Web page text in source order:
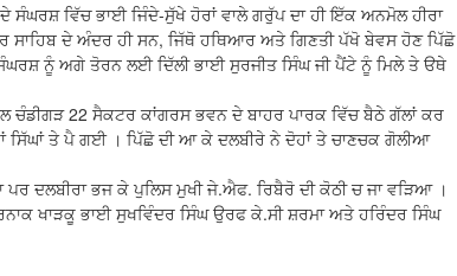
ਸੰਘਰਸ਼ ਵਿੱਚ ਭਾਈ ਜਿੰਦੇ-ਸੁੱਖੇ ਹੋਰਾਂ ਵਾਲੇ ਗਰੁੱਪ ਦਾ ਹੀ ਇੱਕ ਅਨਮੋਲ ਹੀਰਾ
ਸਾਹਿਬ ਦੇ ਅੰਦਰ ਹੀ ਸਨ, ਜਿੱਥੋ ਹਥਿਆਰ ਅਤੇ ਗਿਣਤੀ ਪੱਖੋ ਬੇਵਸ ਹੋਣ ਪਿੱਛੋ
ਨੂੰ ਅਗੇ ਤੋਰਨ ਲਈ ਦਿੱਲੀ ਭਾਈ ਸੁਰਜੀਤ ਸਿੰਘ ਜੀ ਪੈਂਟੇ ਨੂੰ ਮਿਲੇ ਤੇ ੳਥੇ
ਚੰਡੀਗੜ 22 ਸੈਕਟਰ ਕਾਂਗਰਸ ਭਵਨ ਦੇ ਬਾਹਰ ਪਾਰਕ ਵਿੱਚ ਬੈਠੇ ਗੱਲਾਂ ਕਰ
ਸਿੱਘਾਂ ਤੇ ਪੈ ਗਈ । ਪਿੱਛੋ ਦੀ ਆ ਕੇ ਦਲਬੀਰੇ ਨੇ ਦੋਹਾਂ ਤੇ ਚਾਣਚਕ ਗੋਲੀਆ
ਦਲਬੀਰਾ ਭਜ ਕੇ ਪੁਲਿਸ ਮੁਖੀ ਜੇ.ਐਫ. ਰਿਬੈਰੋ ਦੀ ਕੋਠੀ ਚ ਜਾ ਵੜਿਆ ।
ਖਾੜਕੂ ਭਾਈ ਸੁਖਵਿੰਦਰ ਸਿੰਘ ਉਰਫ ਕੇ.ਸੀ ਸ਼ਰਮਾ ਅਤੇ ਹਰਿੰਦਰ ਸਿੰਘ